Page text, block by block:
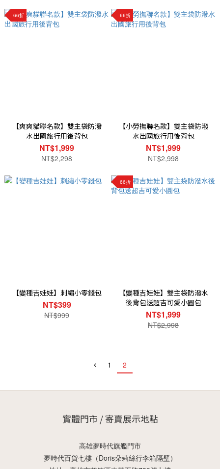
66折
【爽爽貓聯名款】雙主袋防潑
水出國旅行用後背包
NT$1,999
NT$2,298
66折
【小勞撫聯名款】雙主袋防潑
水出國旅行用後背包
NT$1,999
NT$2,998
【變種吉娃娃】刺繡小零錢包
NT$399
NT$999
66折
【變種吉娃娃】雙主袋防潑水
後背包送超吉可愛小圓包
NT$1,999
NT$2,998
1 2
實體門市 / 寄賣展示地點
高雄夢時代旗艦門市
夢時代百貨七樓（Doris朵莉絲行李箱隔壁）